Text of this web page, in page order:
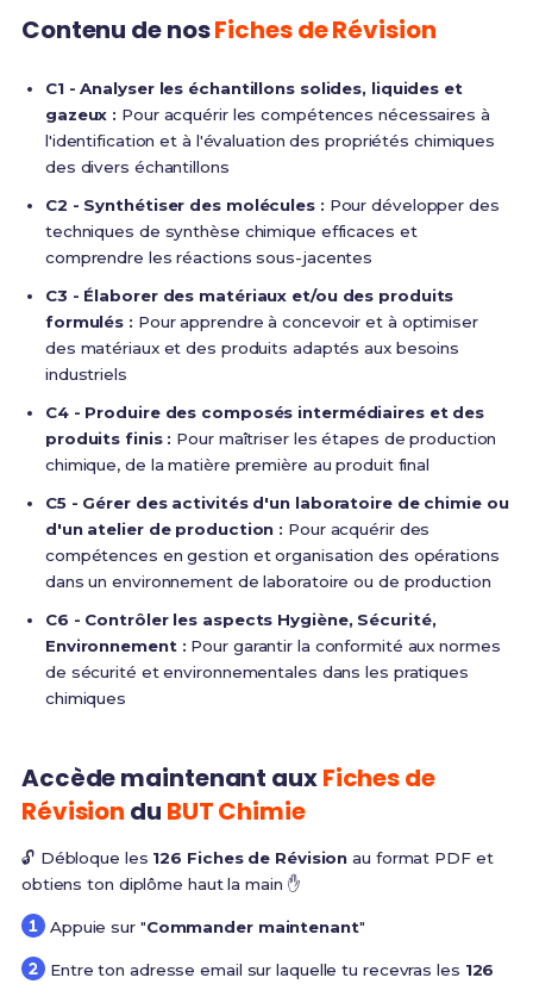
Contenu de nosFiches de Révision
C1 - Analyser les échantillons solides, liquides et
gazeux : Pour acquérir les compétences nécessaires à
l'identification et à l'évaluation des propriétés chimiques
des divers échantillons
C2 - Synthétiser des molécules : Pour développer des
techniques de synthèse chimique efficaces et
comprendre les réactions sous-jacentes
C3 - Élaborer des matériaux et/ou des produits
formulés : Pour apprendre à concevoir et à optimiser
des matériaux et des produits adaptés aux besoins
industriels
C4 - Produire des composés intermédiaires et des
produits finis : Pour maîtriser les étapes de production
chimique, de la matière première au produit final
C5 - Gérer des activités d'un laboratoire de chimie ou
d'un atelier de production : Pour acquérir des
compétences en gestion et organisation des opérations
dans un environnement de laboratoire ou de production
C6 - Contrôler les aspects Hygiène, Sécurité,
Environnement : Pour garantir la conformité aux normes
de sécurité et environnementales dans les pratiques
chimiques
Accède maintenant auxFiches de
Révision du BUT Chimie
🔓 Débloque les 126 Fiches de Révision au format PDF et
obtiens ton diplôme haut la main ✋
Appuie sur "Commander maintenant"
Entre ton adresse email sur laquelle tu recevras les 126